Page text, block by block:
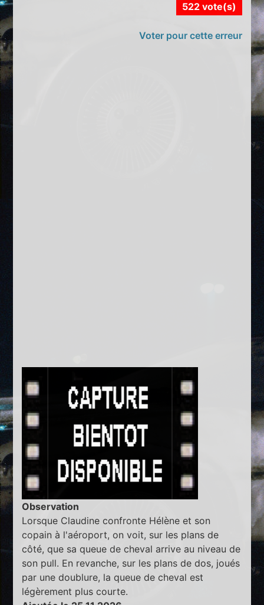
522 vote(s)
Voter pour cette erreur
Observation
Lorsque Claudine confronte Hélène et son
copain à l'aéroport, on voit, sur les plans de
côté, que sa queue de cheval arrive au niveau de
son pull. En revanche, sur les plans de dos, joués
par une doublure, la queue de cheval est
légèrement plus courte.